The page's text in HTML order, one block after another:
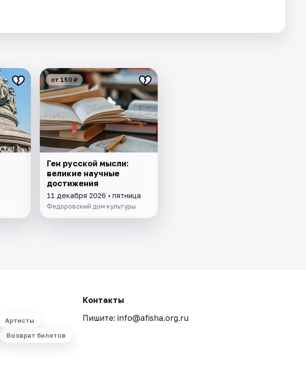
от 150 ₽
Ген русской мысли:
великие научные
достижения
11 декабря 2026 • пятница
Федоровский дом культуры
Артисты
Возврат билетов
Контакты
Пишите: info@afisha.org.ru